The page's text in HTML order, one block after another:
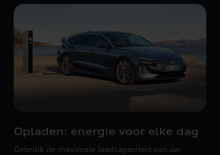
Opladen: energie voor elke dag
Gebruik de maximale laadcapaciteit van uw